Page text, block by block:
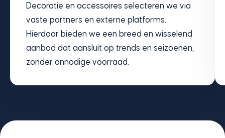
Decoratie en accessoires selecteren we via
vaste partners en externe platforms.
Hierdoor bieden we een breed en wisselend
aanbod dat aansluit op trends en seizoenen,
zonder onnodige voorraad.